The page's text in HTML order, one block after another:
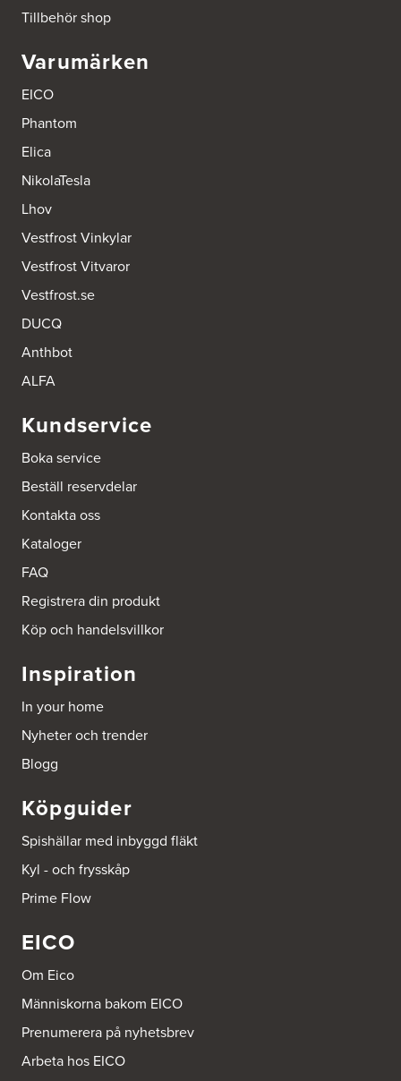
Tillbehör shop
Varumärken
EICO
Phantom
Elica
NikolaTesla
Lhov
Vestfrost Vinkylar
Vestfrost Vitvaror
Vestfrost.se
DUCQ
Anthbot
ALFA
Kundservice
Boka service
Beställ reservdelar
Kontakta oss
Kataloger
FAQ
Registrera din produkt
Köp och handelsvillkor
Inspiration
In your home
Nyheter och trender
Blogg
Köpguider
Spishällar med inbyggd fläkt
Kyl - och frysskåp
Prime Flow
EICO
Om Eico
Människorna bakom EICO
Prenumerera på nyhetsbrev
Arbeta hos EICO